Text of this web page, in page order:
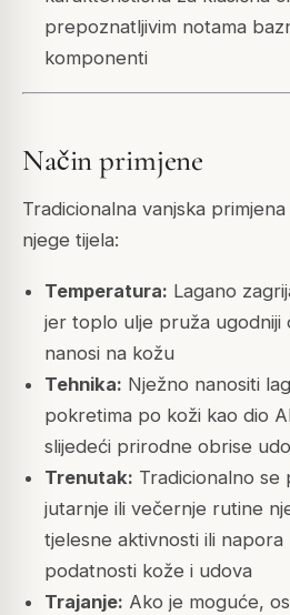
prepoznatljivim notama
komponenti
Način primjene
Tradicionalna vanjska
njege tijela:
Temperatura: Lagano
jer toplo ulje pruža ugodniji
nanosi na kožu
Tehnika: Nježno nanositi
pokretima po koži kao dio
slijedeći prirodne obrise
Trenutak: Tradicionalno se
jutarnje ili večernje rutine
tjelesne aktivnosti ili napora
podatnosti kože i udova
Trajanje: Ako je moguće,